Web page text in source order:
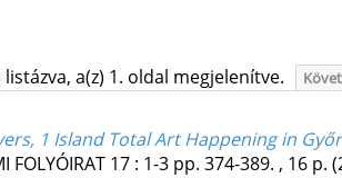
a(z) 1. oldal megjelenítve.
1 Island Total Art Happening in Győr
FOLYÓIRAT 17: 1-3 pp. 374-389. , 16 p.